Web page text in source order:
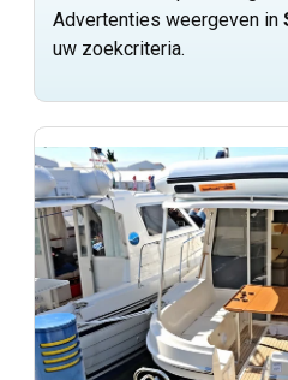
Advertenties weergeven in
uw zoekcriteria.